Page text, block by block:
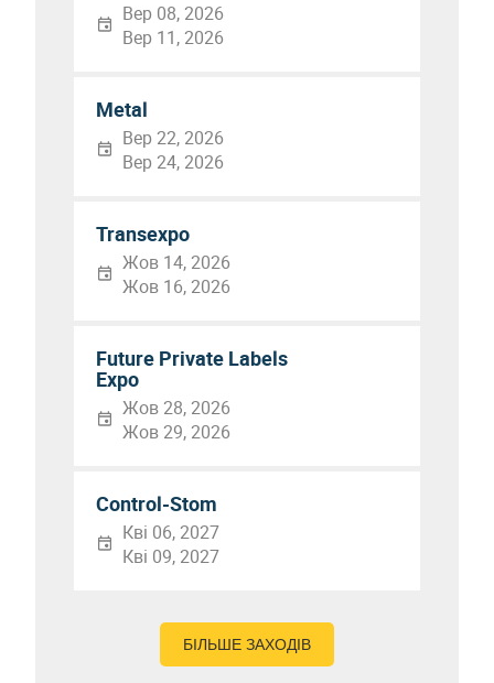
Вер 08, 2026
Вер 11, 2026
Metal
Вер 22, 2026
Вер 24, 2026
Transexpo
Жов 14, 2026
Жов 16, 2026
Future Private Labels
Expo
Жов 28, 2026
Жов 29, 2026
Control-Stom
Кві 06, 2027
Кві 09, 2027
БІЛЬШЕ ЗАХОДІВ